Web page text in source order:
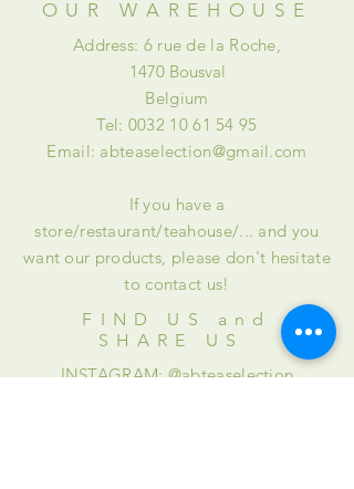
OUR WAREHOUSE
Address: 6 rue de la Roche,
1470 Bousval
Belgium
Tel: 0032 10 61 54 95
Email: abteaselection@gmail.com
If you have a
store/restaurant/teahouse/... and you
want our products, please don't hesitate
to contact us!
FIND US and
SHARE US
INSTAGRAM: @abteaselection